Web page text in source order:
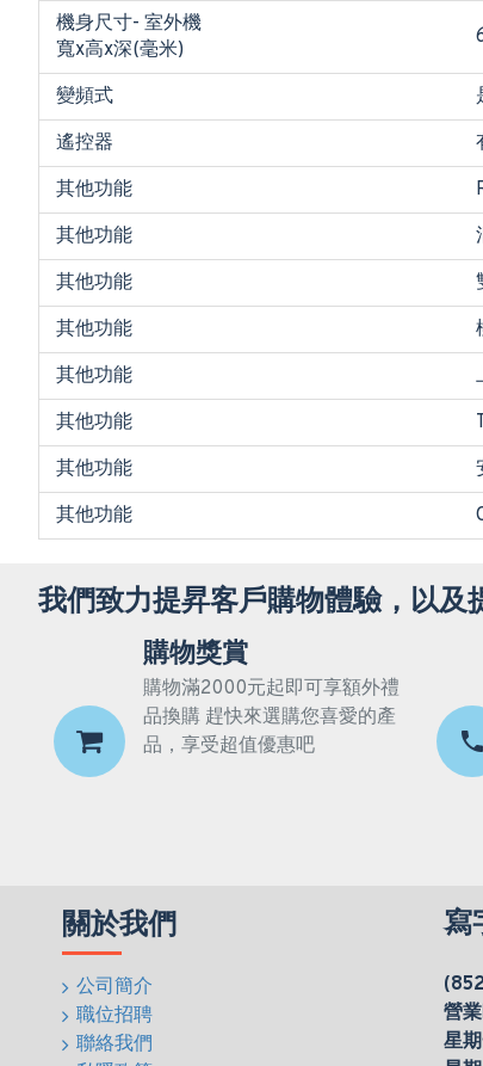
機身尺寸- 室外機
寬x高x深(毫米)
變頻式
遙控器
其他功能
其他功能
其他功能
其他功能
其他功能
其他功能
其他功能
其他功能
我們致力提昇客戶購物體驗，以及
購物獎賞
購物滿2000元起即可享額外禮
品換購 趕快來選購您喜愛的產
品，享受超值優惠吧
關於我們
公司簡介
職位招聘
聯絡我們
寫
營
星